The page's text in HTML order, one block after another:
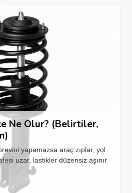
Ne Olur? (Belirtiler,
yapamazsa araç zıplar, yol
uzar, lastikler düzensiz aşınır